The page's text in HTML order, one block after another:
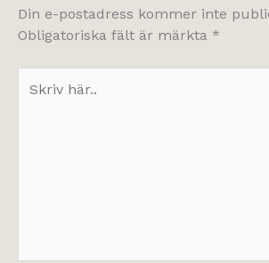
Din e-postadress kommer inte
Obligatoriska fält är märkta *
här..